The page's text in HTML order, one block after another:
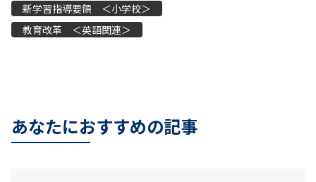
新学習指導要領 ＜小学校＞
教育改革 ＜英語関連＞
あなたにおすすめの記事